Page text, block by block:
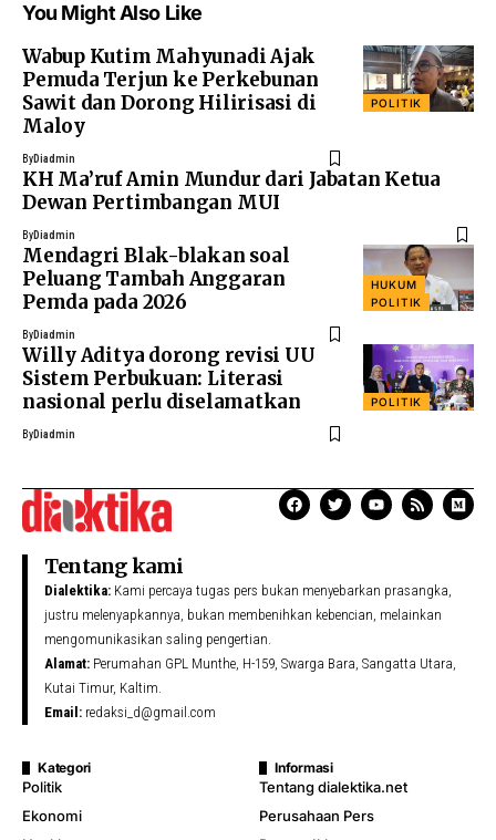
You Might Also Like
POLITIK
Wabup Kutim Mahyunadi Ajak
Pemuda Terjun ke Perkebunan
Sawit dan Dorong Hilirisasi di
Maloy
ByDiadmin
KH Ma’ruf Amin Mundur dari Jabatan Ketua
Dewan Pertimbangan MUI
ByDiadmin
HUKUM
POLITIK
Mendagri Blak-blakan soal
Peluang Tambah Anggaran
Pemda pada 2026
ByDiadmin
POLITIK
Willy Aditya dorong revisi UU
Sistem Perbukuan: Literasi
nasional perlu diselamatkan
ByDiadmin
Tentang kami
Dialektika: Kami percaya tugas pers bukan menyebarkan prasangka,
justru melenyapkannya, bukan membenihkan kebencian, melainkan
mengomunikasikan saling pengertian.
Alamat: Perumahan GPL Munthe, H-159, Swarga Bara, Sangatta Utara,
Kutai Timur, Kaltim.
Email: redaksi_d@gmail.com
Kategori
Politik
Ekonomi
Informasi
Tentang dialektika.net
Perusahaan Pers